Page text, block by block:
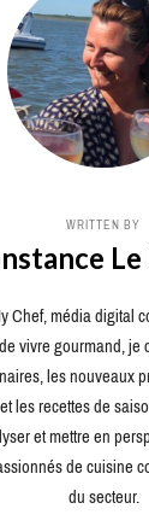
WRITTEN BY
Chef, média digital
vivre gourmand,
les nouveaux
les recettes de
et mettre en
de cuisine
du secteur.